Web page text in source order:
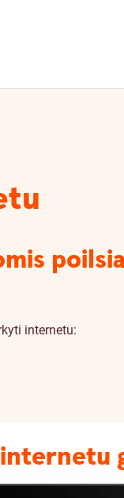
internetu: